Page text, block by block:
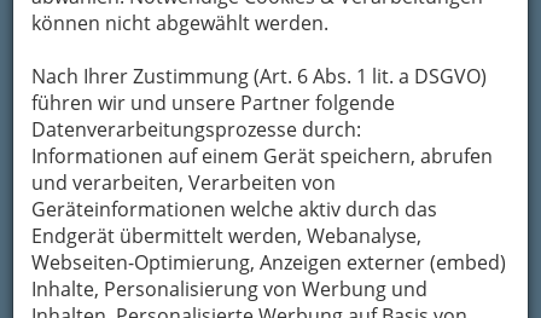
können nicht abgewählt werden.
Nach Ihrer Zustimmung (Art. 6 Abs. 1 lit. a DSGVO)
führen wir und unsere Partner folgende
Datenverarbeitungsprozesse durch:
Informationen auf einem Gerät speichern, abrufen
und verarbeiten, Verarbeiten von
Geräteinformationen welche aktiv durch das
Endgerät übermittelt werden, Webanalyse,
Webseiten-Optimierung, Anzeigen externer (embed)
Inhalte, Personalisierung von Werbung und